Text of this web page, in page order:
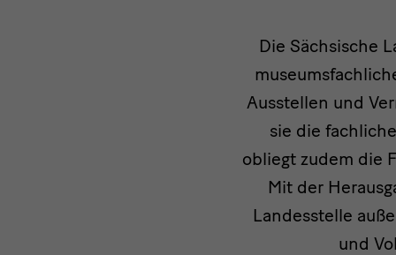
Die
Die Sächsische
Ausstellen und
sie die
obliegt zudem die
Mit der
Landesstelle
und